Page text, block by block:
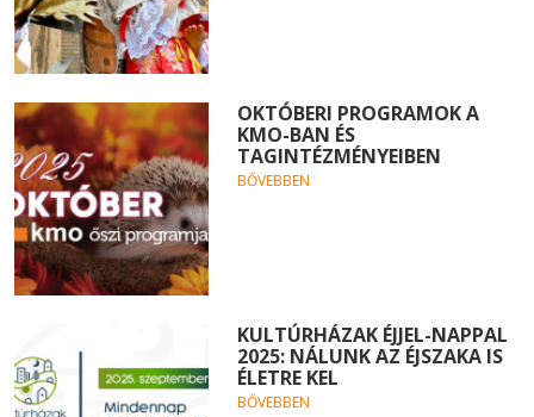
OKTÓBERI PROGRAMOK A
KMO-BAN ÉS
TAGINTÉZMÉNYEIBEN
BŐVEBBEN
KULTÚRHÁZAK ÉJJEL-NAPPAL
2025: NÁLUNK AZ ÉJSZAKA IS
ÉLETRE KEL
BŐVEBBEN